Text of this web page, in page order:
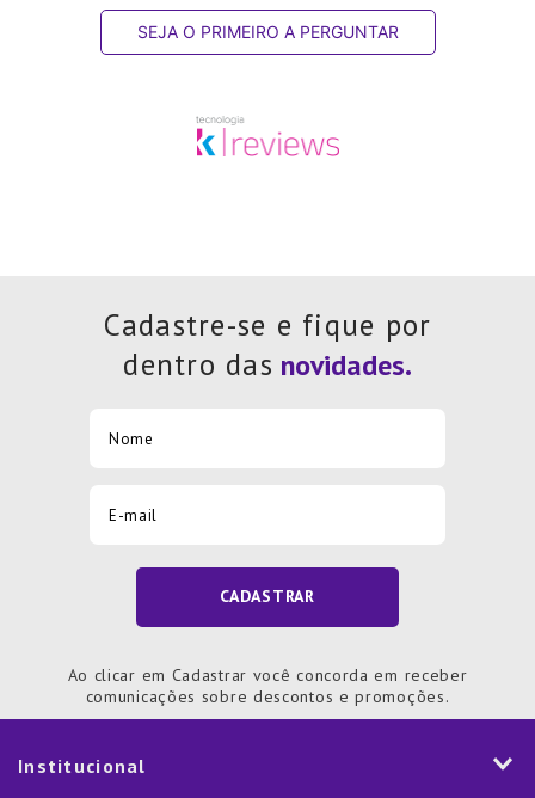
SEJA O PRIMEIRO A PERGUNTAR
Cadastre-se e fique por
dentro das
CADASTRAR
Ao clicar em Cadastrar você concorda em receber
comunicações sobre descontos e promoções.
Institucional